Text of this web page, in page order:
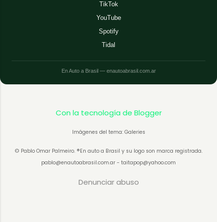
TikTok
YouTube
Spotify
Tidal
En Auto a Brasil — enautoabrasil.com.ar
Con la tecnología de Blogger
Imágenes del tema: Galeries
© Pablo Omar Palmeiro. ®En auto a Brasil y su logo son marca registrada.
pablo@enautoabrasil.com.ar - taitapop@yahoo.com
Denunciar abuso